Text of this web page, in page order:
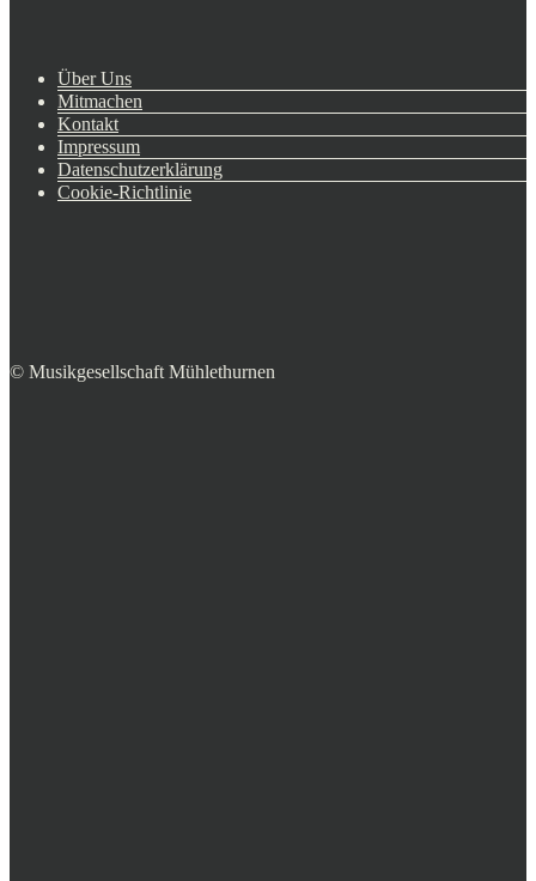
Über Uns
Mitmachen
Kontakt
Impressum
Datenschutzerklärung
Cookie-Richtlinie
© Musikgesellschaft Mühlethurnen